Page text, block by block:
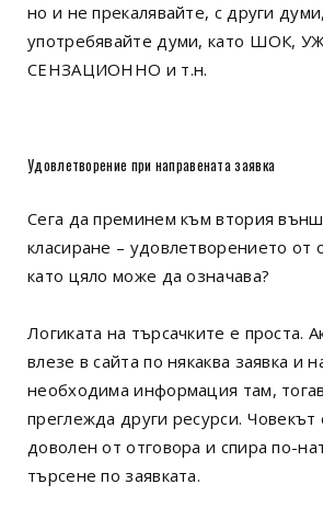
но и не прекалявайте, с други
употребявайте думи, като ШОК,
СЕНЗАЦИОННО и т.н.
Удовлетворение при направената заявка
Сега да преминем към втория
класиране – удовлетворението от
като цяло може да означава?
Логиката на търсачките е проста.
влезе в сайта по някаква заявка и
необходима информация там,
преглежда други ресурси. Човекът
доволен от отговора и спира по-
търсене по заявката.